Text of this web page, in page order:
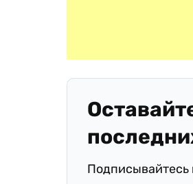
Подписывайтесь